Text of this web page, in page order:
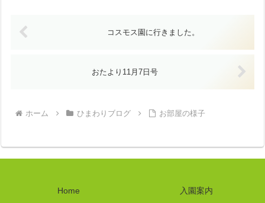
コスモス園に行きました。
おたより11月7日号
ホーム ひまわりブログ お部屋の様子
Home 入園案内